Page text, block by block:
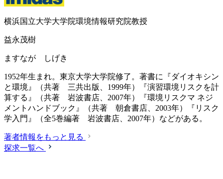
横浜国立大学大学院環境情報研究院教授
益永茂樹
ますなが しげき
1952年生まれ。東京大学大学院修了。著書に『ダイオキシン
と環境』（共著 三共出版、1999年）『演習環境リスクを計
算する』（共著 岩波書店、2007年）『環境リスクマ ネジ
メントハンドブック』（共著 朝倉書店、2003年）『リスク
学入門』（全5巻編著 岩波書店、2007年）などがある。
著者情報をもっと見る
探求一覧へ